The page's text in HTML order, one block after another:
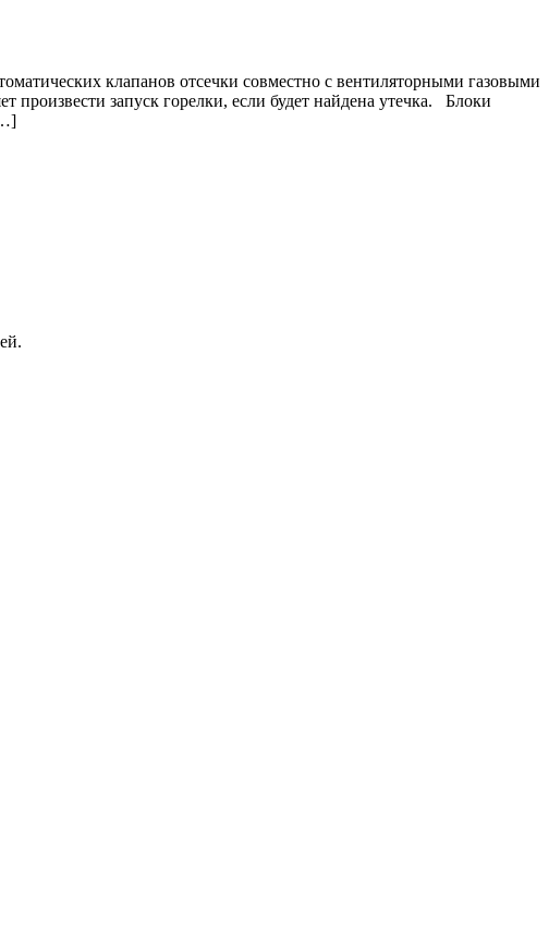
клапанов отсечки совместно с вентиляторными газовыми
произвести запуск горелки, если будет найдена утечка. Блоки